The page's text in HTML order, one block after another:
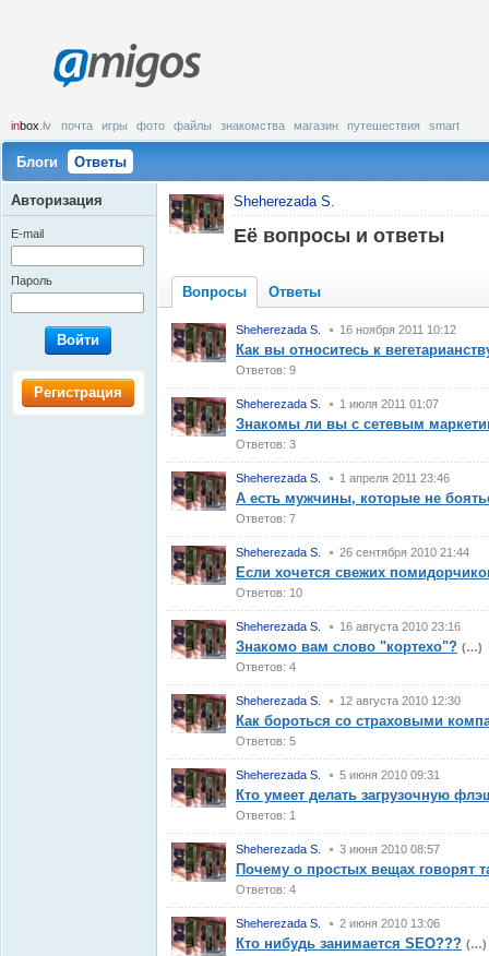
amigos
inbox .lv почта игры фото файлы знакомства магазин путешествия smart
Блоги Ответы
Sheherezada S.
Её вопросы и ответы
Вопросы Ответы
Sheherezada S. 16 ноября 2011 10:12
Как вы относитесь к
Ответов: 9
Sheherezada S. 1 июля 2011 01:07
Знакомы ли вы с сетевым
Ответов: 3
Sheherezada S. 1 апреля 2011 23:46
А есть мужчины, которые не
Ответов: 7
Sheherezada S. 26 сентября 2010 21:44
Если хочется свежих
Ответов: 10
Sheherezada S. 16 августа 2010 23:16
Знакомо вам слово "кортехо"? (…)
Ответов: 4
Sheherezada S. 12 августа 2010 12:30
Как бороться со страховыми
Ответов: 5
Sheherezada S. 5 июня 2010 09:31
Кто умеет делать загрузочную
Ответов: 1
Sheherezada S. 3 июня 2010 08:57
Почему о простых вещах говорят
Ответов: 4
Sheherezada S. 2 июня 2010 13:06
Кто нибудь занимается SEO??? (…)
Авторизация
E-mail
Пароль
Войти
Регистрация